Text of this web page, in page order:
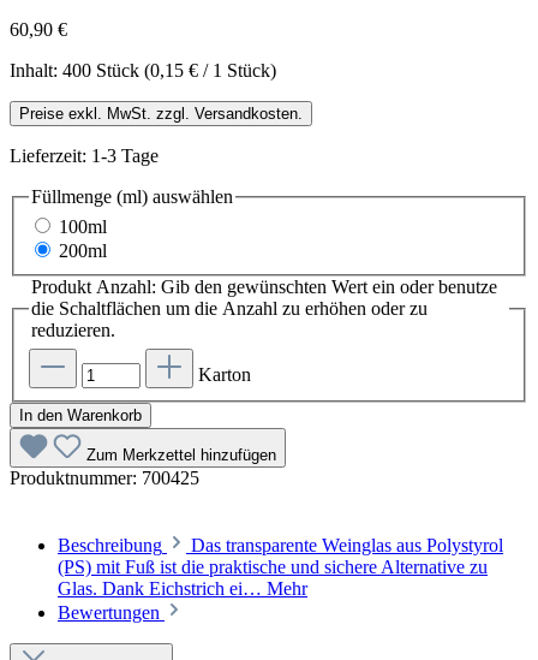
60,90 €
Inhalt: 400 Stück (0,15 € / 1 Stück)
Preise exkl. MwSt. zzgl. Versandkosten.
Lieferzeit: 1-3 Tage
Füllmenge (ml) auswählen
100ml
200ml
Produkt Anzahl: Gib den gewünschten Wert ein oder benutze
die Schaltflächen um die Anzahl zu erhöhen oder zu
reduzieren.
Karton
In den Warenkorb
Zum Merkzettel hinzufügen
Produktnummer: 700425
Beschreibung
Das transparente Weinglas aus Polystyrol
(PS) mit Fuß ist die praktische und sichere Alternative zu
Glas. Dank Eichstrich ei… Mehr
Bewertungen